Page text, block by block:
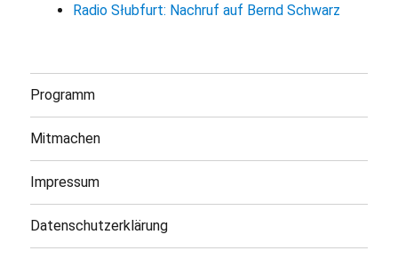
Radio Słubfurt: Nachruf auf Bernd Schwarz
Programm
Mitmachen
Impressum
Datenschutzerklärung